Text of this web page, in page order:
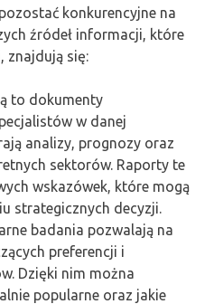
konkurencyjne na
źródeł informacji, które
znajdują się:
to dokumenty
w danej
analizy, prognozy oraz
sektorów. Raporty te
wskazówek, które mogą
strategicznych decyzji.
badania pozwalają na
preferencji i
Dzięki nim można
popularne oraz jakie